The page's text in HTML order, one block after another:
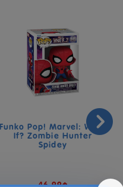
Funko Pop! Marvel: What
If? Zombie Hunter
Spidey
46.99₼